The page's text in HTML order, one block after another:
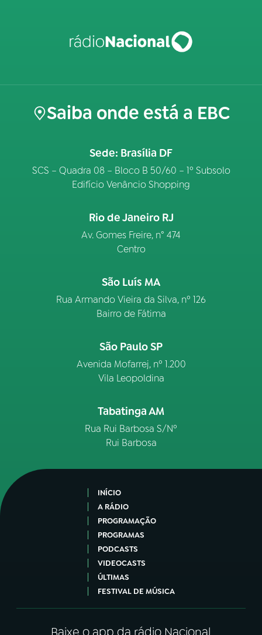
Saiba onde está a EBC
Sede: Brasília DF
SCS – Quadra 08 – Bloco B 50/60 – 1º Subsolo
Edifício Venâncio Shopping
Rio de Janeiro RJ
Av. Gomes Freire, n° 474
Centro
São Luís MA
Rua Armando Vieira da Silva, nº 126
Bairro de Fátima
São Paulo SP
Avenida Mofarrej, nº 1.200
Vila Leopoldina
Tabatinga AM
Rua Rui Barbosa S/Nº
Rui Barbosa
INÍCIO
A RÁDIO
PROGRAMAÇÃO
PROGRAMAS
PODCASTS
VIDEOCASTS
ÚLTIMAS
FESTIVAL DE MÚSICA
Baixe o app da rádio Nacional